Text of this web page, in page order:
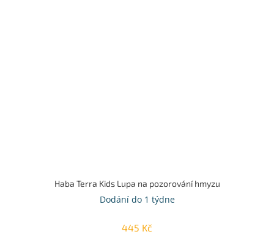
Haba Terra Kids Lupa na pozorování hmyzu
Dodání do 1 týdne
445 Kč